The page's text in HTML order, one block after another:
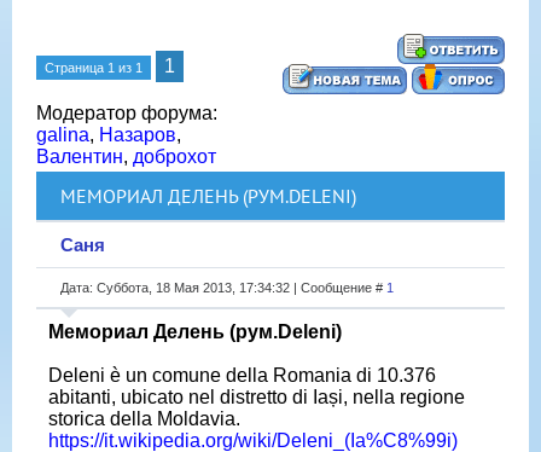
Страница 1 из 1 1
Модератор форума:
galina, Назаров,
Валентин, доброхот
МЕМОРИАЛ ДЕЛЕНЬ (РУМ.DELENI)
Саня
Дата: Суббота, 18 Мая 2013, 17:34:32 | Сообщение # 1
Мемориал Делень (рум.Deleni)
Deleni è un comune della Romania di 10.376
abitanti, ubicato nel distretto di Iași, nella regione
storica della Moldavia.
https://it.wikipedia.org/wiki/Deleni_(Ia%C8%99i)